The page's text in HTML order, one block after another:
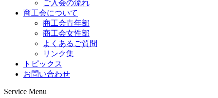
ご入会の流れ
商工会について
商工会青年部
商工会女性部
よくあるご質問
リンク集
トピックス
お問い合わせ
Service Menu